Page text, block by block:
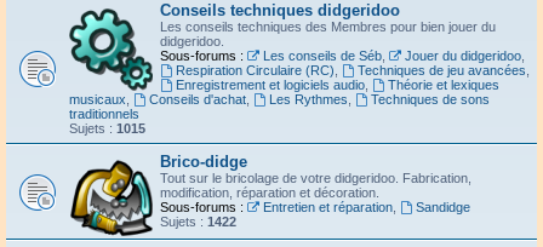
Conseils techniques didgeridoo
Les conseils techniques des Membres pour bien jouer du
didgeridoo.
Sous-forums :
Les conseils de Séb, Jouer du didgeridoo,
Respiration Circulaire (RC)
Techniques de jeu avancées
Enregistrement et logiciels audio,
Théorie et lexiques
musicaux
Conseils d'achat, Les Rythmes
Techniques de sons
traditionnels
Sujets : 1015
Brico-didge
Tout sur le bricolage de votre didgeridoo. Fabrication,
modification, réparation et décoration.
Sous-forums :
Entretien et réparation,
Sandidge
Sujets : 1422